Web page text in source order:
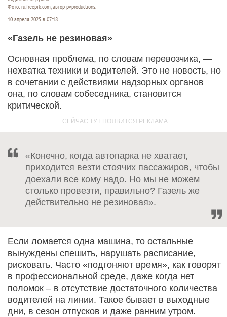
Фото: ru.freepik.com, автор pvproductions.
10 апреля 2025 в 07:18
«Газель не резиновая»
Основная проблема, по словам перевозчика, —
нехватка техники и водителей. Это не новость, но
в сочетании с действиями надзорных органов
она, по словам собеседника, становится
критической.
«Конечно, когда автопарка не хватает,
приходится везти стоячих пассажиров, чтобы
доехали все кому надо. Но мы не можем
столько провезти, правильно? Газель же
действительно не резиновая».
Если ломается одна машина, то остальные
вынуждены спешить, нарушать расписание,
рисковать. Часто «подгоняют время», как говорят
в профессиональной среде, даже когда нет
поломок – в отсутствие достаточного количества
водителей на линии. Такое бывает в выходные
дни, в сезон отпусков и даже ранним утром.